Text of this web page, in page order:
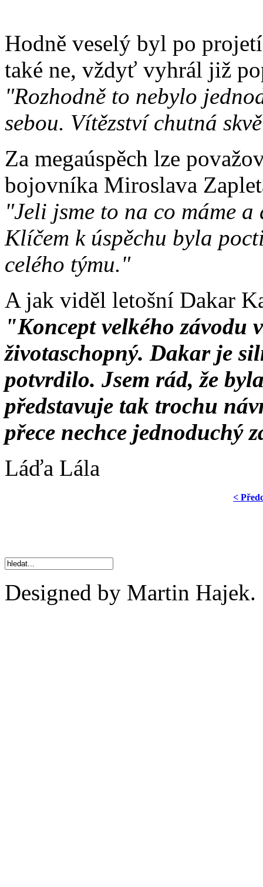
Hodně veselý byl po
také ne, vždyť vyhrál již
"Rozhodně to nebylo
sebou. Vítězství chutná
Za megaúspěch lze
bojovníka Miroslava
"Jeli jsme to na co máme
Klíčem k úspěchu byla
celého týmu."
A jak viděl letošní Dakar
"Koncept velkého závodu
životaschopný. Dakar je
potvrdilo. Jsem rád, že
představuje tak trochu
přece nechce jednoduchý
Láďa Lála
<
Designed by Martin Hajek.